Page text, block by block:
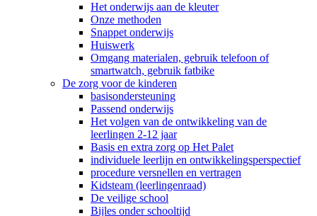
Het onderwijs aan de kleuter
Onze methoden
Snappet onderwijs
Huiswerk
Omgang materialen, gebruik telefoon of
smartwatch, gebruik fatbike
De zorg voor de kinderen
basisondersteuning
Passend onderwijs
Het volgen van de ontwikkeling van de
leerlingen 2-12 jaar
Basis en extra zorg op Het Palet
individuele leerlijn en ontwikkelingsperspectief
procedure versnellen en vertragen
Kidsteam (leerlingenraad)
De veilige school
Bijles onder schooltijd